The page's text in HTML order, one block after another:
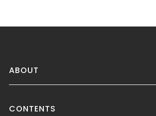
ABOUT
CONTENTS